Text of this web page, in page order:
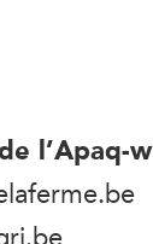
l’Apaq-w